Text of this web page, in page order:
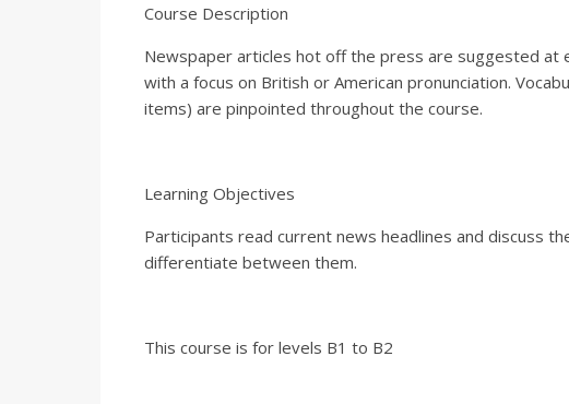
Course Description
Newspaper articles hot off the press are suggested at
with a focus on British or American pronunciation.
items) are pinpointed throughout the course.
Learning Objectives
Participants read current news headlines and discuss
differentiate between them.
This course is for levels B1 to B2